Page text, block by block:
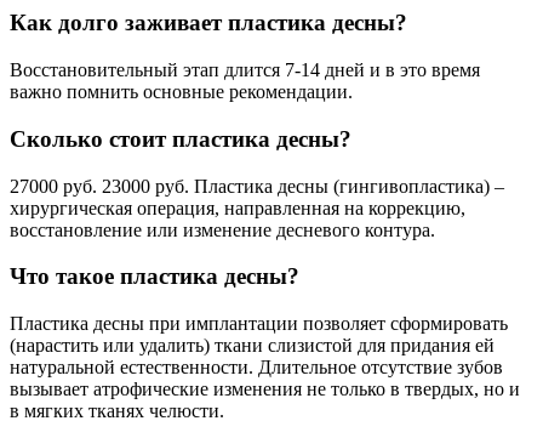
Как долго заживает пластика десны?
Восстановительный этап длится 7-14 дней и в это время
важно помнить основные рекомендации.
Сколько стоит пластика десны?
27000 руб. 23000 руб. Пластика десны (гингивопластика) –
хирургическая операция, направленная на коррекцию,
восстановление или изменение десневого контура.
Что такое пластика десны?
Пластика десны при имплантации позволяет сформировать
(нарастить или удалить) ткани слизистой для придания ей
натуральной естественности. Длительное отсутствие зубов
вызывает атрофические изменения не только в твердых, но и
в мягких тканях челюсти.